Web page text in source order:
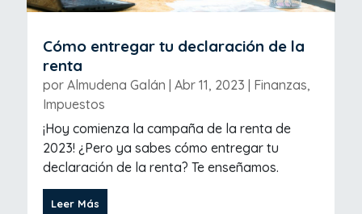
Cómo entregar tu declaración de la
renta
por Almudena Galán | Abr 11, 2023 | Finanzas,
Impuestos
¡Hoy comienza la campaña de la renta de
2023! ¿Pero ya sabes cómo entregar tu
declaración de la renta? Te enseñamos.
Leer Más